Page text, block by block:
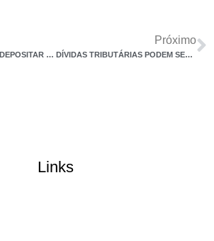
SÓCIO QUE DEIXA DE DEPOSITAR VERBA EM JUÍZO NÃO COMETE APROPRIAÇÃO INDÉBITA
Próximo
DÍVIDAS TRIBUTÁRIAS PODEM SER NEGOCIADAS COM CONTRAPARTIDAS RELACIONADAS A ESG
Links